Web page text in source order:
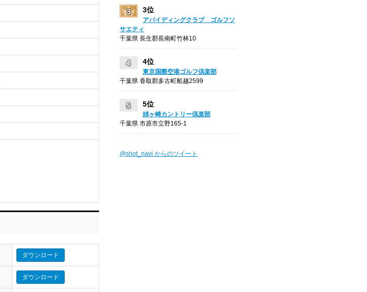
ダウンロード
ダウンロード
3位
アバイディングクラブ ゴルフソ
サエティ
千葉県 長生郡長南町竹林10
4位
東京国際空港ゴルフ倶楽部
千葉県 香取郡多古町船越2599
5位
姉ヶ崎カントリー倶楽部
千葉県 市原市立野165-1
@shot_navi からのツイート